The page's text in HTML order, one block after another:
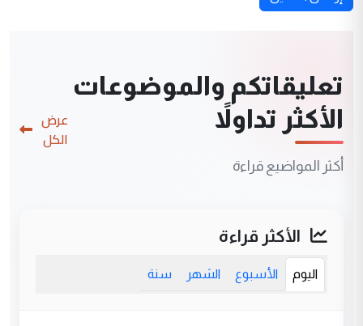
تعليقاتكم والموضوعات
الأكثر تداولاً
أكثر المواضيع قراءة
عرض
الكل
الأكثر قراءة
اليوم الأسبوع الشهر سنة